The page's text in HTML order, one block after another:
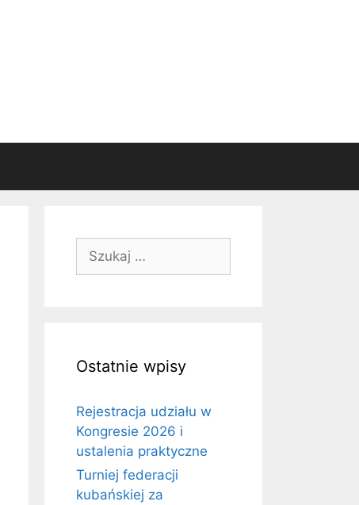
Ostatnie wpisy
Rejestracja udziału w
Kongresie 2026 i
ustalenia praktyczne
Turniej federacji
kubańskiej za